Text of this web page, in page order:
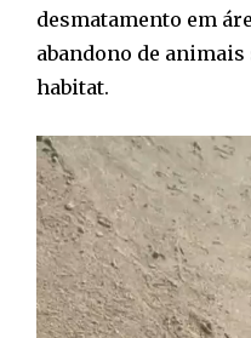
desmatamento em
abandono de
habitat.